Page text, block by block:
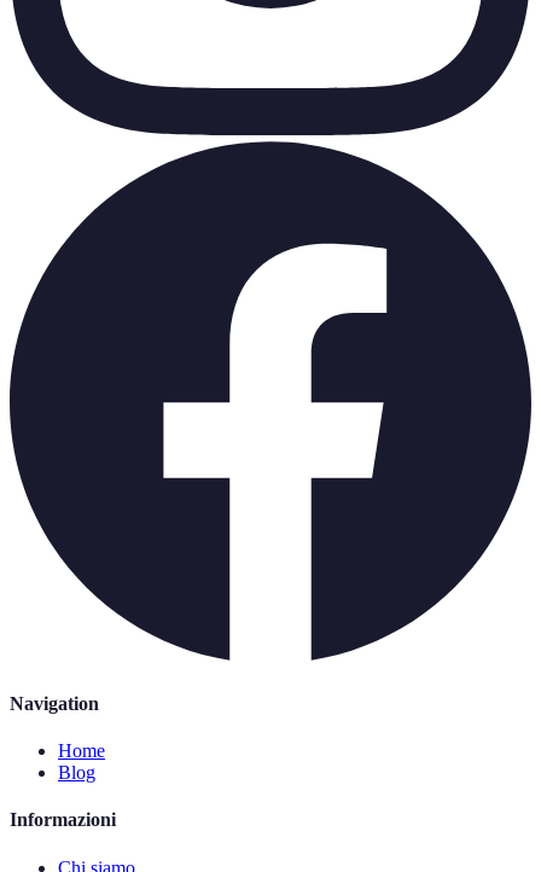
Navigation
Home
Blog
Informazioni
Chi siamo